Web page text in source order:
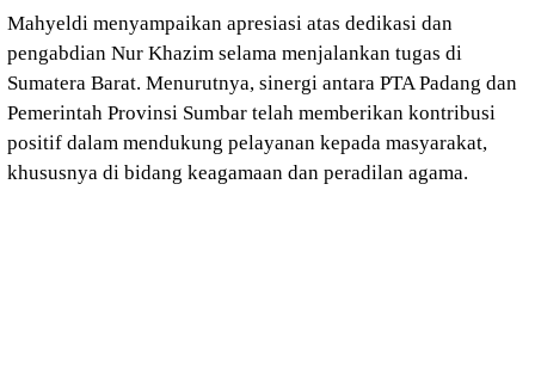
Mahyeldi menyampaikan apresiasi atas dedikasi dan
pengabdian Nur Khazim selama menjalankan tugas di
Sumatera Barat. Menurutnya, sinergi antara PTA Padang dan
Pemerintah Provinsi Sumbar telah memberikan kontribusi
positif dalam mendukung pelayanan kepada masyarakat,
khususnya di bidang keagamaan dan peradilan agama.